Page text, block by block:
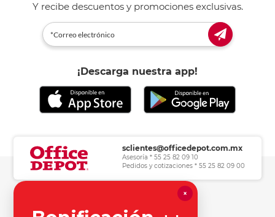
Y recibe descuentos y promociones exclusivas.
¡Descarga nuestra app!
sclientes@officedepot.com.mx
Asesoría * 55 25 82 09 10
Pedidos y cotizaciones * 55 25 82 09 00
Herramientas de consulta
×